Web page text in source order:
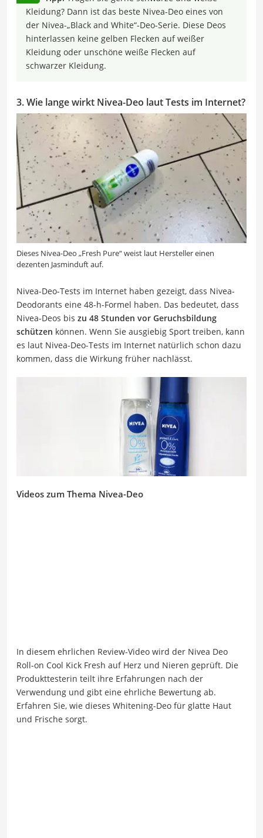
Kleidung? Dann ist das beste Nivea-Deo eines von
der Nivea-„Black and White“-Deo-Serie. Diese Deos
hinterlassen keine gelben Flecken auf weißer
Kleidung oder unschöne weiße Flecken auf
schwarzer Kleidung.
3. Wie lange wirkt Nivea-Deo laut Tests im Internet?
Dieses Nivea-Deo „Fresh Pure“ weist laut Hersteller einen
dezenten Jasminduft auf.
Nivea-Deo-Tests im Internet haben gezeigt, dass Nivea-
Deodorants eine 48-h-Formel haben. Das bedeutet, dass
Nivea-Deos bis zu 48 Stunden vor Geruchsbildung
schützen können. Wenn Sie ausgiebig Sport treiben, kann
es laut Nivea-Deo-Tests im Internet natürlich schon dazu
kommen, dass die Wirkung früher nachlässt.
Videos zum Thema Nivea-Deo
In diesem ehrlichen Review-Video wird der Nivea Deo
Roll-on Cool Kick Fresh auf Herz und Nieren geprüft. Die
Produkttesterin teilt ihre Erfahrungen nach der
Verwendung und gibt eine ehrliche Bewertung ab.
Erfahren Sie, wie dieses Whitening-Deo für glatte Haut
und Frische sorgt.